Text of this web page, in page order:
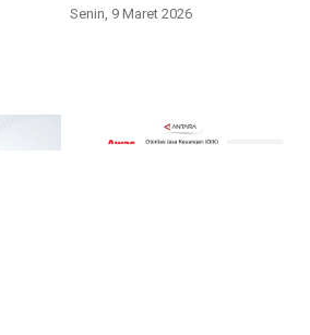
Senin, 9 Maret 2026